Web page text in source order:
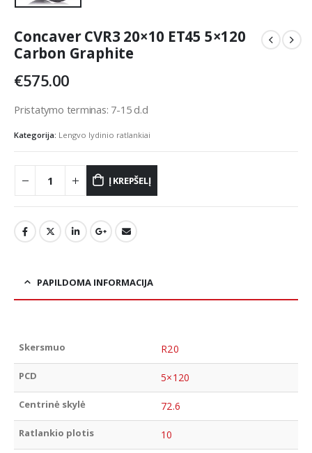
Concaver CVR3 20×10 ET45 5×120
Carbon Graphite
€575.00
Pristatymo terminas: 7-15 d.d
Kategorija: Lengvo lydinio ratlankiai
Į KREPŠELĮ
PAPILDOMA INFORMACIJA
Skersmuo R20
PCD 5×120
Centrinė skylė 72.6
Ratlankio plotis 10